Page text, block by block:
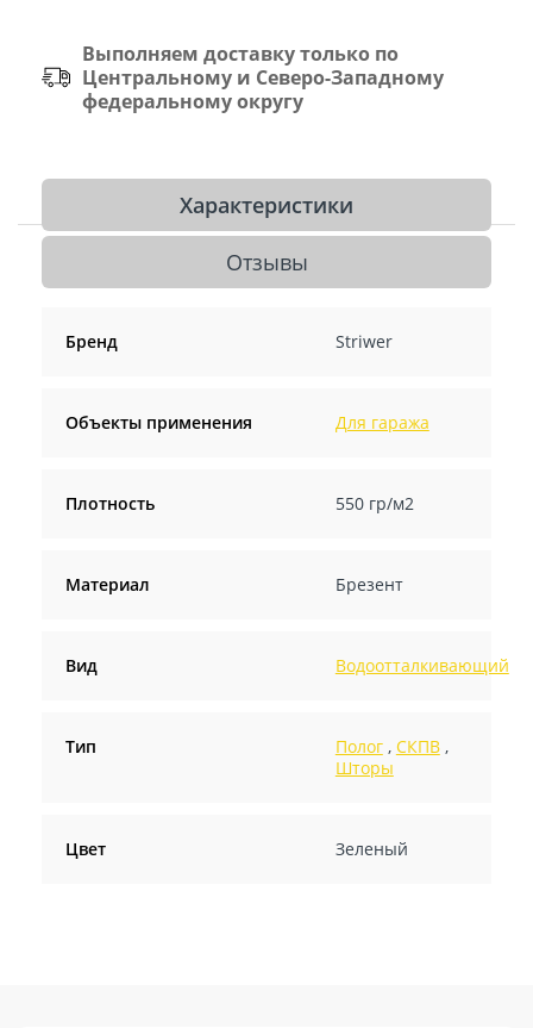
Выполняем доставку только по
Центральному и Северо-Западному
федеральному округу
Характеристики
Отзывы
Бренд Striwer
Объекты применения Для гаража
Плотность 550 гр/м2
Материал Брезент
Вид Водоотталкивающий
Тип Полог, СКПВ,
Шторы
Цвет Зеленый